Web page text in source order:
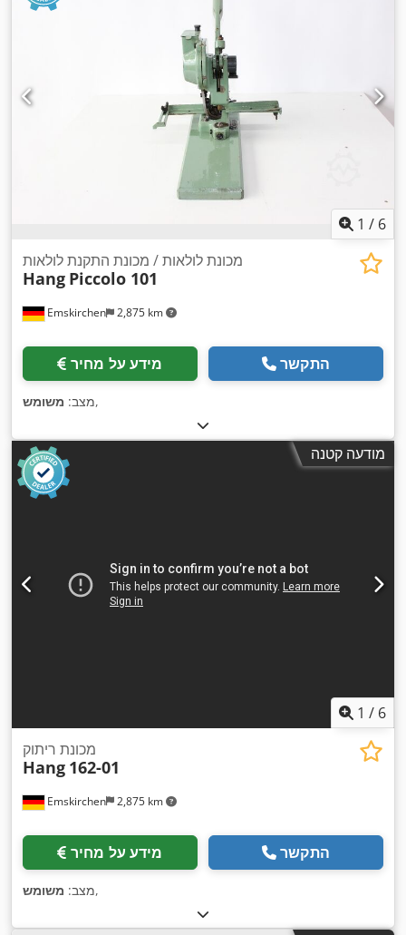
1 / 6
Emskirchen 2,875 km
מכונת לולאות / מכונת התקנת לולאות
Hang Piccolo 101
מידע על מחיר התקשר
מצב: משומש ,
מודעה קטנה
1 / 6
Emskirchen 2,875 km
מכונת ריתוק
Hang 162-01
מידע על מחיר התקשר
מצב: משומש ,